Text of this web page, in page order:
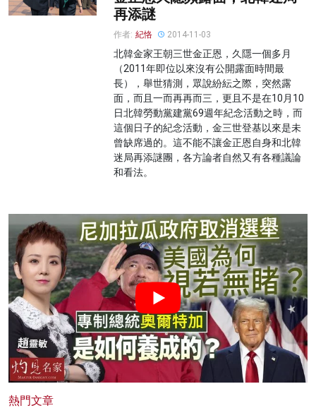
再添謎
作者: 紀恪 2014-11-03
北韓金家王朝三世金正恩，久隱一個多月
（2011年即位以來沒有公開露面時間最
長），舉世猜測，眾說紛紜之際，突然露
面，而且一而再再而三，更且不是在10月10
日北韓勞動黨建黨69週年紀念活動之時，而
這個日子的紀念活動，金三世登基以來是未
曾缺席過的。這不能不讓金正恩自身和北韓
迷局再添謎團，各方論者自然又有各種議論
和看法。
熱門文章